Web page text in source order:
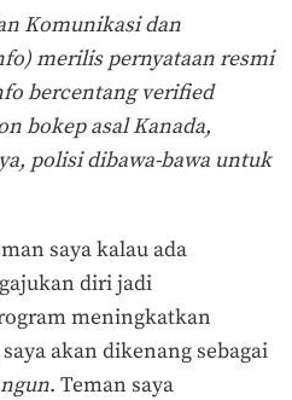
Komunikasi dan
merilis pernyataan resmi
bercentang verified
bokep asal Kanada,
polisi dibawa-bawa untuk
saya kalau ada
diri jadi
meningkatkan
akan dikenang sebagai
. Teman saya